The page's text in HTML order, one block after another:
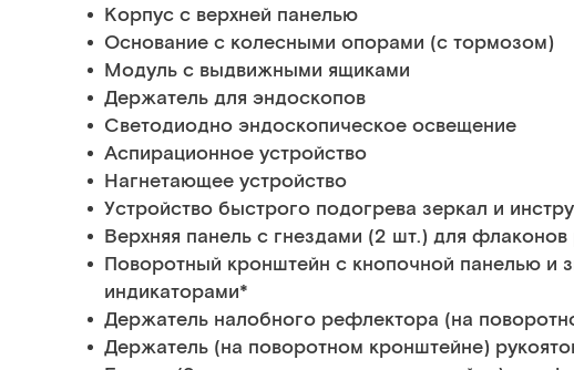
Корпус с верхней панелью
Основание с колесными опорами (с тормозом)
Модуль с выдвижными ящиками
Держатель для эндоскопов
Светодиодно эндоскопическое освещение
Аспирационное устройство
Нагнетающее устройство
Устройство быстрого подогрева зеркал и
Верхняя панель с гнездами (2 шт.) для
Поворотный кронштейн с кнопочной панелью и
индикаторами*
Держатель налобного рефлектора (на
Держатель (на поворотном кронштейне)